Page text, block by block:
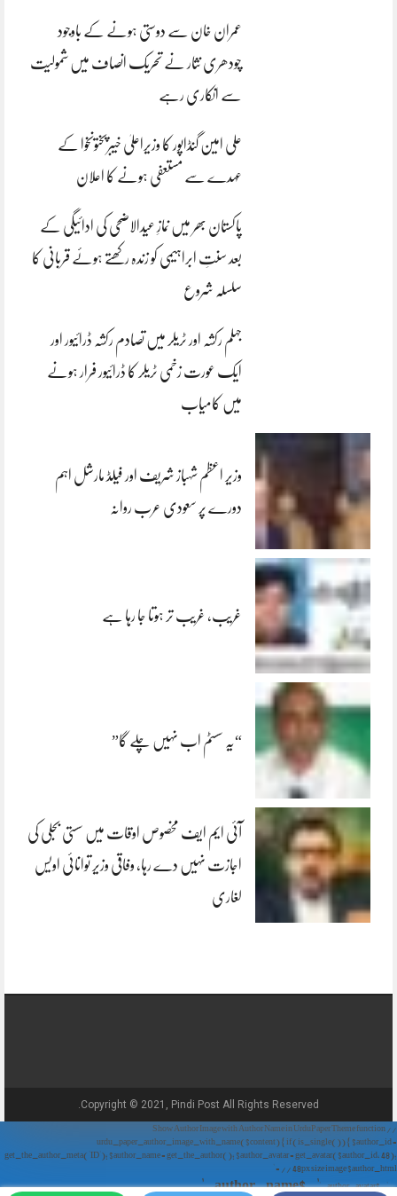
عمران خان سے دوستی ہونے کے باوجود
چودھری نثار نے تحریک انصاف میں شمولیت
سے انکاری رہے
علی امین گنڈاپور کا وزیراعلیٰ خیبرپختونخوا کے
عہدے سے مستعفی ہونے کا اعلان
پاکستان بھر میں نمازِ عیدالاضحی کی ادائیگی کے
بعد سنتِ ابراہیمی کو زندہ رکھتے ہوئے قربانی کا
سلسلہ شروع
جہلم رکشہ اور ٹریلر میں تصادم رکشہ ڈرائیور اور
ایک عورت زخمی ٹریلر کا ڈرائیور فرار ہونے
میں کامیاب
وزیر اعظم شہباز شریف اور فیلڈ مارشل اہم
دورے پر سعودی عرب روانہ
غریب، غریب تر ہوتا جا رہا ہے
“یہ سسٹم اب نہیں چلے گا”
آئی ایم ایف مخصوص اوقات میں سستی بجلی کی
اجازت نہیں دے رہا، وفاقی وزیر توانائی اویس
لغاری
Copyright © 2021, Pindi Post All Rights Reserved.
// Show Author Image with Author Name in UrduPaper Theme function
urdu_paper_author_image_with_name($content) { if (is_single()) { $author_id =
get_the_author_meta('ID'); $author_name = get_the_author(); $author_avatar = get_avatar($author_id, 48);
// 48px size image $author_html = '
' . $author_avatar . '
' . $author_name . '